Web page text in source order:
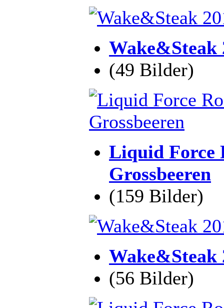
Wake&Steak
(49 Bilder)
Liquid Force
Grossbeeren
(159 Bilder)
Wake&Steak
(56 Bilder)